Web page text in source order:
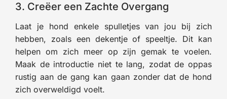
3. Creëer een Zachte Overgang
Laat je hond enkele spulletjes van jou bij zich
hebben, zoals een dekentje of speeltje. Dit kan
helpen om zich meer op zijn gemak te voelen.
Maak de introductie niet te lang, zodat de oppas
rustig aan de gang kan gaan zonder dat de hond
zich overweldigd voelt.